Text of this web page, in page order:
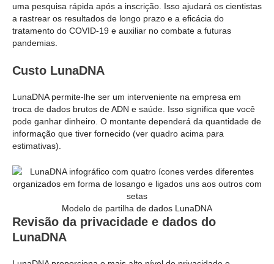
uma pesquisa rápida após a inscrição. Isso ajudará os cientistas
a rastrear os resultados de longo prazo e a eficácia do
tratamento do COVID-19 e auxiliar no combate a futuras
pandemias.
Custo LunaDNA
LunaDNA permite-lhe ser um interveniente na empresa em
troca de dados brutos de ADN e saúde. Isso significa que você
pode ganhar dinheiro. O montante dependerá da quantidade de
informação que tiver fornecido (ver quadro acima para
estimativas).
Modelo de partilha de dados LunaDNA
Revisão da privacidade e dados do
LunaDNA